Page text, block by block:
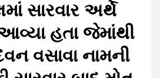
સારવાર અર્થે
હતા જેમાંથી
વસાવા નામની